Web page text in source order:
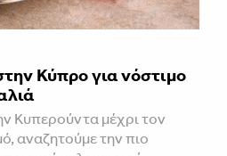
Κύπρο για νόστιμο
Κυπερούντα μέχρι τον
αναζητούμε την πιο